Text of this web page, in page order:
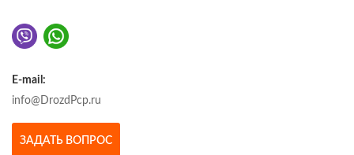
E-mail:
info@DrozdPcp.ru
ЗАДАТЬ ВОПРОС